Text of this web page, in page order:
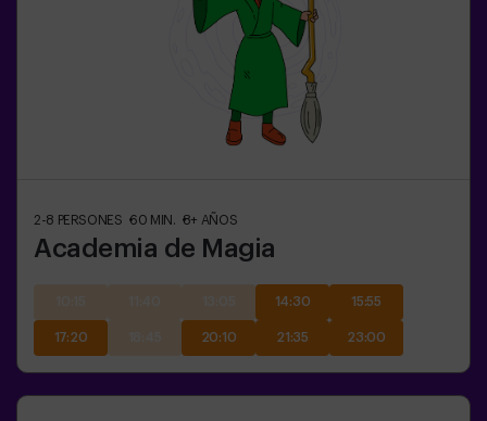
2-8 PERSONES 60 MIN. 8+ AÑOS
Academia de Magia
14:30 15:55
17:20 20:10 21:35 23:00